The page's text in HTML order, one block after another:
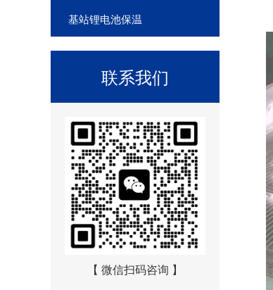
基站锂电池保温
联系我们
【 微信扫码咨询 】